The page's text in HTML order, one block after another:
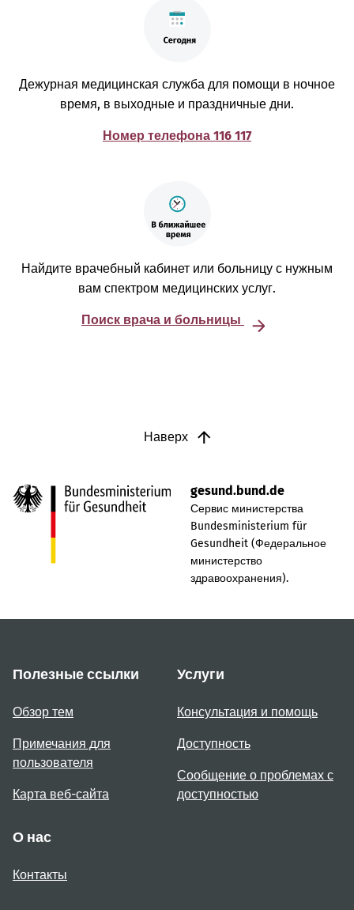
Дежурная медицинская служба для помощи в ночное
время, в выходные и праздничные дни.
Номер телефона 116 117
Найдите врачебный кабинет или больницу с нужным
вам спектром медицинских услуг.
Поиск врача и больницы
Наверх
gesund.bund.de
Сервис министерства
Bundesministerium für
Gesundheit (Федеральное
министерство
здравоохранения).
Полезные ссылки
Обзор тем
Примечания для
пользователя
Карта веб-сайта
Услуги
Консультация и помощь
Доступность
Сообщение о проблемах с
доступностью
О нас
Контакты